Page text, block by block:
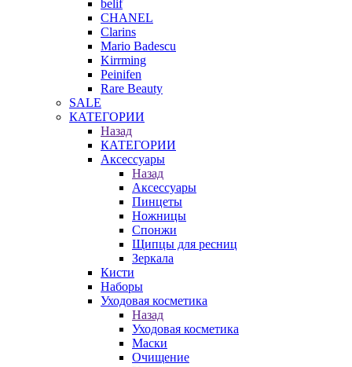
belif
CHANEL
Clarins
Mario Badescu
Kirrming
Peinifen
Rare Beauty
SALE
КАТЕГОРИИ
Назад
КАТЕГОРИИ
Аксессуары
Назад
Аксессуары
Пинцеты
Ножницы
Спонжи
Щипцы для ресниц
Зеркала
Кисти
Наборы
Уходовая косметика
Назад
Уходовая косметика
Маски
Очищение